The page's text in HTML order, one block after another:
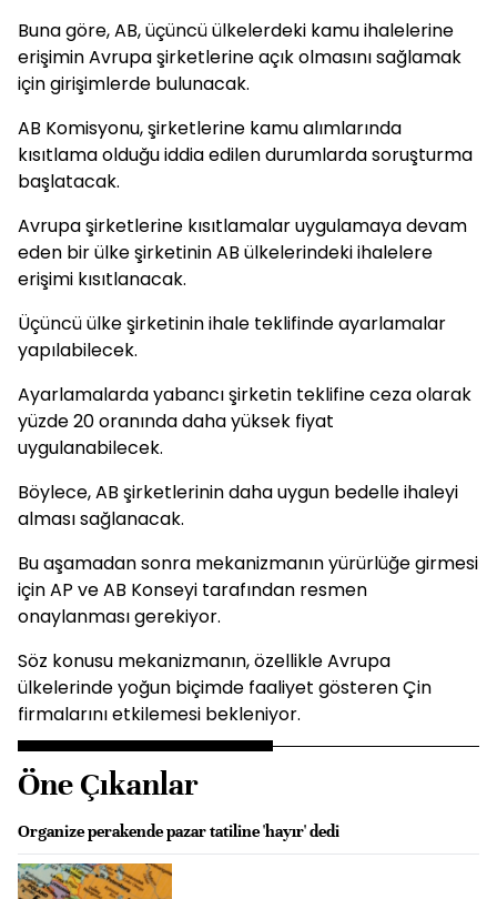
Buna göre, AB, üçüncü ülkelerdeki kamu ihalelerine
erişimin Avrupa şirketlerine açık olmasını sağlamak
için girişimlerde bulunacak.
AB Komisyonu, şirketlerine kamu alımlarında
kısıtlama olduğu iddia edilen durumlarda soruşturma
başlatacak.
Avrupa şirketlerine kısıtlamalar uygulamaya devam
eden bir ülke şirketinin AB ülkelerindeki ihalelere
erişimi kısıtlanacak.
Üçüncü ülke şirketinin ihale teklifinde ayarlamalar
yapılabilecek.
Ayarlamalarda yabancı şirketin teklifine ceza olarak
yüzde 20 oranında daha yüksek fiyat
uygulanabilecek.
Böylece, AB şirketlerinin daha uygun bedelle ihaleyi
alması sağlanacak.
Bu aşamadan sonra mekanizmanın yürürlüğe girmesi
için AP ve AB Konseyi tarafından resmen
onaylanması gerekiyor.
Söz konusu mekanizmanın, özellikle Avrupa
ülkelerinde yoğun biçimde faaliyet gösteren Çin
firmalarını etkilemesi bekleniyor.
Öne Çıkanlar
Organize perakende pazar tatiline 'hayır' dedi